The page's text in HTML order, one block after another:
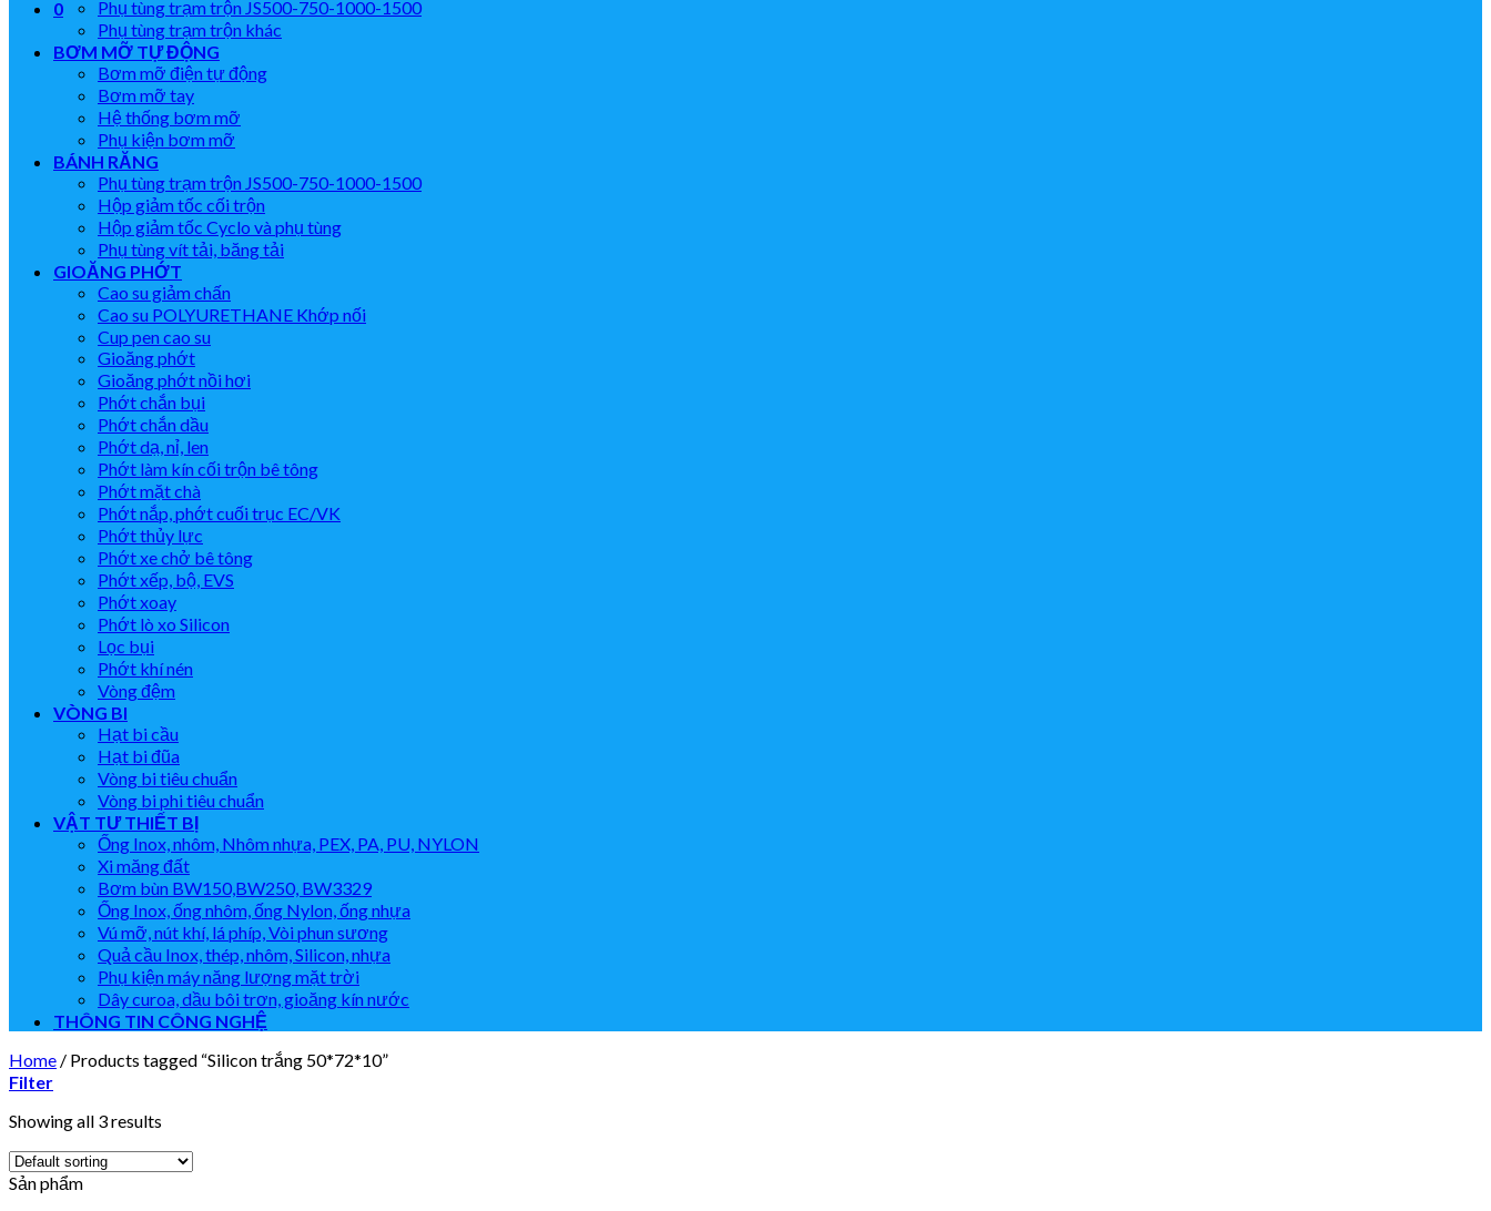
0
Phụ tùng trạm trộn JS500-750-1000-1500
Phụ tùng trạm trộn khác
BƠM MỠ TỰ ĐỘNG
Bơm mỡ điện tự động
Bơm mỡ tay
Hệ thống bơm mỡ
Phụ kiện bơm mỡ
BÁNH RĂNG
Phụ tùng trạm trộn JS500-750-1000-1500
Hộp giảm tốc cối trộn
Hộp giảm tốc Cyclo và phụ tùng
Phụ tùng vít tải, băng tải
GIOĂNG PHỚT
Cao su giảm chấn
Cao su POLYURETHANE Khớp nối
Cup pen cao su
Gioăng phớt
Gioăng phớt nồi hơi
Phớt chắn bụi
Phớt chắn dầu
Phớt dạ, nỉ, len
Phớt làm kín cối trộn bê tông
Phớt mặt chà
Phớt nắp, phớt cuối trục EC/VK
Phớt thủy lực
Phớt xe chở bê tông
Phớt xếp, bộ, EVS
Phớt xoay
Phớt lò xo Silicon
Lọc bụi
Phớt khí nén
Vòng đệm
VÒNG BI
Hạt bi cầu
Hạt bi đũa
Vòng bi tiêu chuẩn
Vòng bi phi tiêu chuẩn
VẬT TƯ THIẾT BỊ
Ống Inox, nhôm, Nhôm nhựa, PEX, PA, PU, NYLON
Xi măng đất
Bơm bùn BW150,BW250, BW3329
Ống Inox, ống nhôm, ống Nylon, ống nhựa
Vú mỡ, nút khí, lá phíp, Vòi phun sương
Quả cầu Inox, thép, nhôm, Silicon, nhựa
Phụ kiện máy năng lượng mặt trời
Dây curoa, dầu bôi trơn, gioăng kín nước
THÔNG TIN CÔNG NGHỆ
Home / Products tagged “Silicon trắng 50*72*10”
Filter
Showing all 3 results
Sản phẩm